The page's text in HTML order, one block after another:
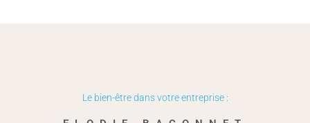
Le bien-être dans votre entreprise :